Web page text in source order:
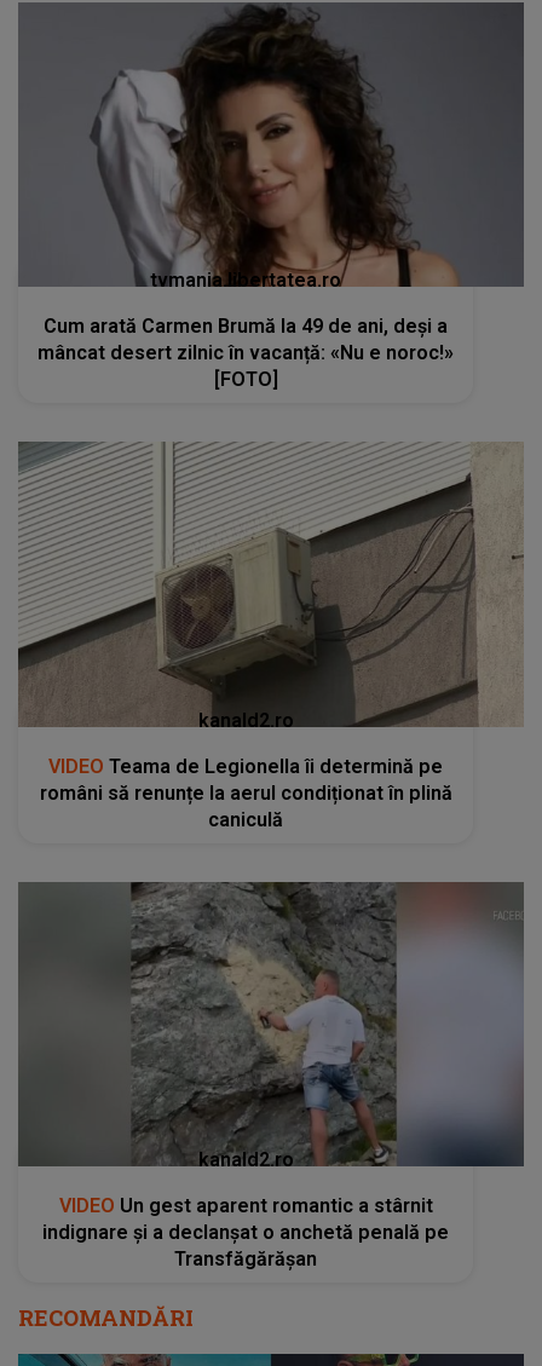
tvmania.libertatea.ro
Cum arată Carmen Brumă la 49 de ani, deși a
mâncat desert zilnic în vacanță: «Nu e noroc!»
[FOTO]
kanald2.ro
VIDEO Teama de Legionella îi determină pe
români să renunțe la aerul condiționat în plină
caniculă
kanald2.ro
VIDEO Un gest aparent romantic a stârnit
indignare și a declanșat o anchetă penală pe
Transfăgărășan
RECOMANDĂRI